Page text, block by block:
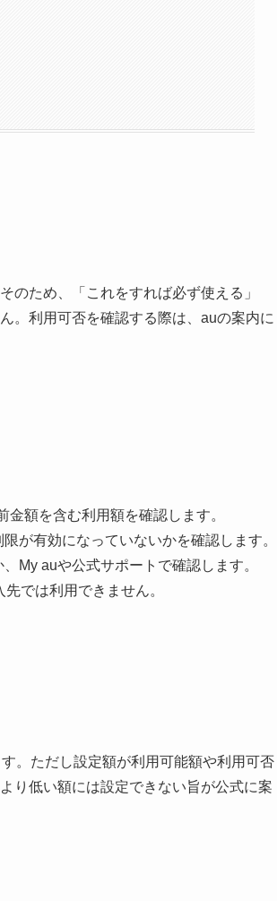
のため、「これをすれば必ず使える」
。利用可否を確認する際は、auの案内に
額を含む利用額を確認します。
が有効になっていないかを確認します。
My auや公式サポートで確認します。
では利用できません。
。ただし設定額が利用可能額や利用可否
り低い額には設定できない旨が公式に案